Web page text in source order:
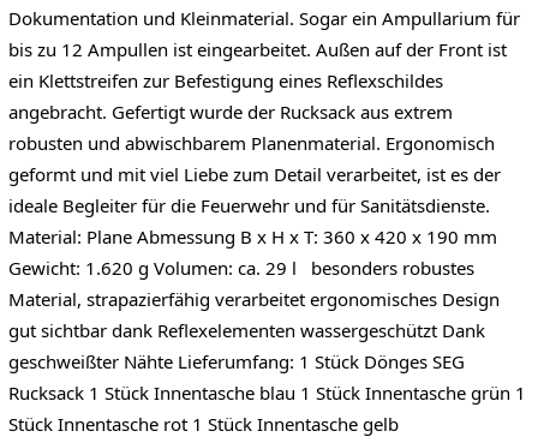
Dokumentation und Kleinmaterial. Sogar ein Ampullarium für
bis zu 12 Ampullen ist eingearbeitet. Außen auf der Front ist
ein Klettstreifen zur Befestigung eines Reflexschildes
angebracht. Gefertigt wurde der Rucksack aus extrem
robusten und abwischbarem Planenmaterial. Ergonomisch
geformt und mit viel Liebe zum Detail verarbeitet, ist es der
ideale Begleiter für die Feuerwehr und für Sanitätsdienste.
Material: Plane Abmessung B x H x T: 360 x 420 x 190 mm
Gewicht: 1.620 g Volumen: ca. 29 l besonders robustes
Material, strapazierfähig verarbeitet ergonomisches Design
gut sichtbar dank Reflexelementen wassergeschützt Dank
geschweißter Nähte Lieferumfang: 1 Stück Dönges SEG
Rucksack 1 Stück Innentasche blau 1 Stück Innentasche grün 1
Stück Innentasche rot 1 Stück Innentasche gelb